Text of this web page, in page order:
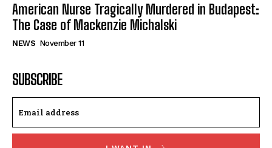
American Nurse Tragically Murdered in Budapest:
The Case of Mackenzie Michalski
NEWS November 11
SUBSCRIBE